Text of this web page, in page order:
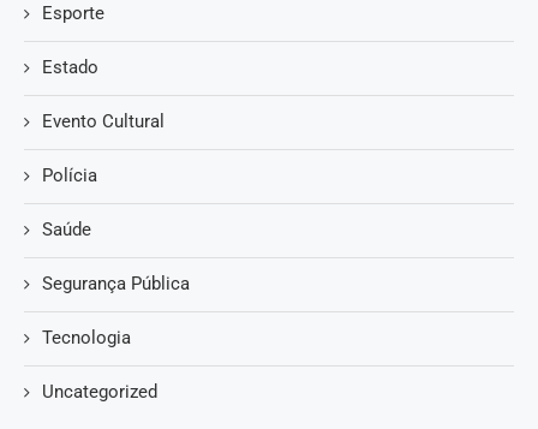
Esporte
Estado
Evento Cultural
Polícia
Saúde
Segurança Pública
Tecnologia
Uncategorized